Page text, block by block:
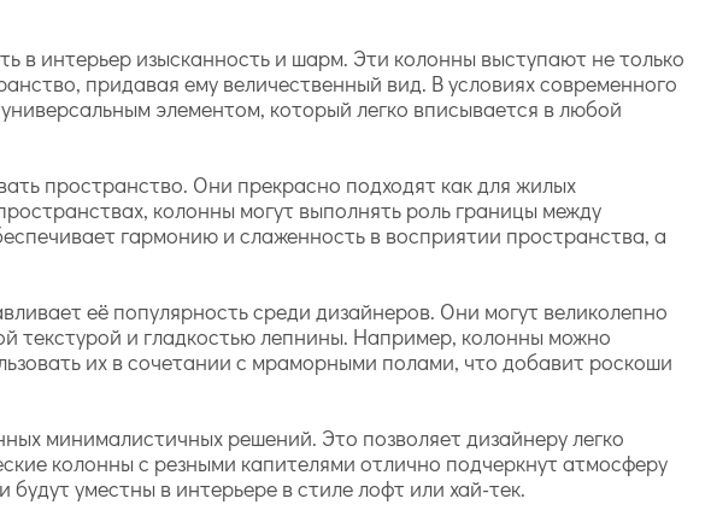
интерьер изысканность и шарм. Эти колонны выступают не только
придавая ему величественный вид. В условиях современного
элементом, который легко вписывается в любой
пространство. Они прекрасно подходят как для жилых
колонны могут выполнять роль границы между
гармонию и слаженность в восприятии пространства, а
её популярность среди дизайнеров. Они могут великолепно
текстурой и гладкостью лепнины. Например, колонны можно
их в сочетании с мраморными полами, что добавит роскоши
минималистичных решений. Это позволяет дизайнеру легко
колонны с резными капителями отлично подчеркнут атмосферу
уместны в интерьере в стиле лофт или хай-тек.